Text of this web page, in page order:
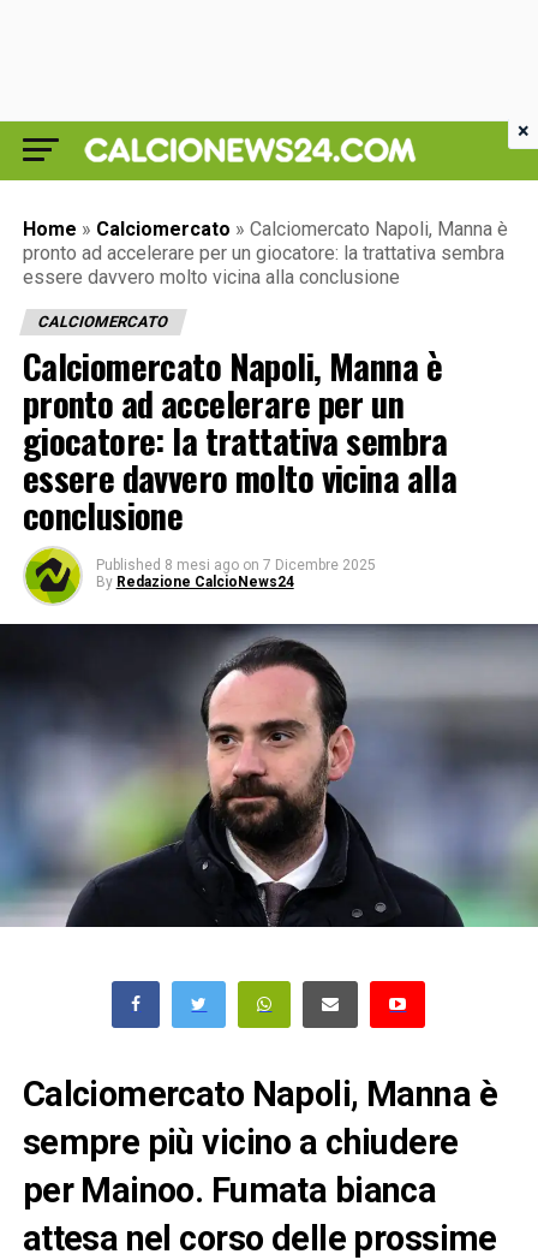
Home » Calciomercato » Calciomercato Napoli, Manna è
pronto ad accelerare per un giocatore: la trattativa sembra
essere davvero molto vicina alla conclusione
CALCIOMERCATO
Calciomercato Napoli, Manna è
pronto ad accelerare per un
giocatore: la trattativa sembra
essere davvero molto vicina alla
conclusione
Published 8 mesi ago on 7 Dicembre 2025
By Redazione CalcioNews24
Calciomercato Napoli, Manna è
sempre più vicino a chiudere
per Mainoo. Fumata bianca
attesa nel corso delle prossime
×